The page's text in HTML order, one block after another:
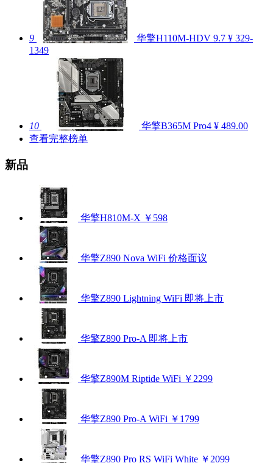
9 华擎H110M-HDV 9.7 ¥ 329-
1349
10 华擎B365M Pro4 ¥ 489.00
查看完整榜单
新品
华擎H810M-X ￥598
华擎Z890 Nova WiFi 价格面议
华擎Z890 Lightning WiFi 即将上市
华擎Z890 Pro-A 即将上市
华擎Z890M Riptide WiFi ￥2299
华擎Z890 Pro-A WiFi ￥1799
华擎Z890 Pro RS WiFi White ￥2099